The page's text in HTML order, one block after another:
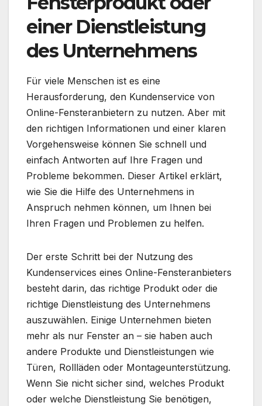
einer Dienstleistung
des Unternehmens
Für viele Menschen ist es eine
Herausforderung, den Kundenservice von
Online-Fensteranbietern zu nutzen. Aber mit
den richtigen Informationen und einer klaren
Vorgehensweise können Sie schnell und
einfach Antworten auf Ihre Fragen und
Probleme bekommen. Dieser Artikel erklärt,
wie Sie die Hilfe des Unternehmens in
Anspruch nehmen können, um Ihnen bei
Ihren Fragen und Problemen zu helfen.
Der erste Schritt bei der Nutzung des
Kundenservices eines Online-Fensteranbieters
besteht darin, das richtige Produkt oder die
richtige Dienstleistung des Unternehmens
auszuwählen. Einige Unternehmen bieten
mehr als nur Fenster an – sie haben auch
andere Produkte und Dienstleistungen wie
Türen, Rollläden oder Montageunterstützung.
Wenn Sie nicht sicher sind, welches Produkt
oder welche Dienstleistung Sie benötigen,